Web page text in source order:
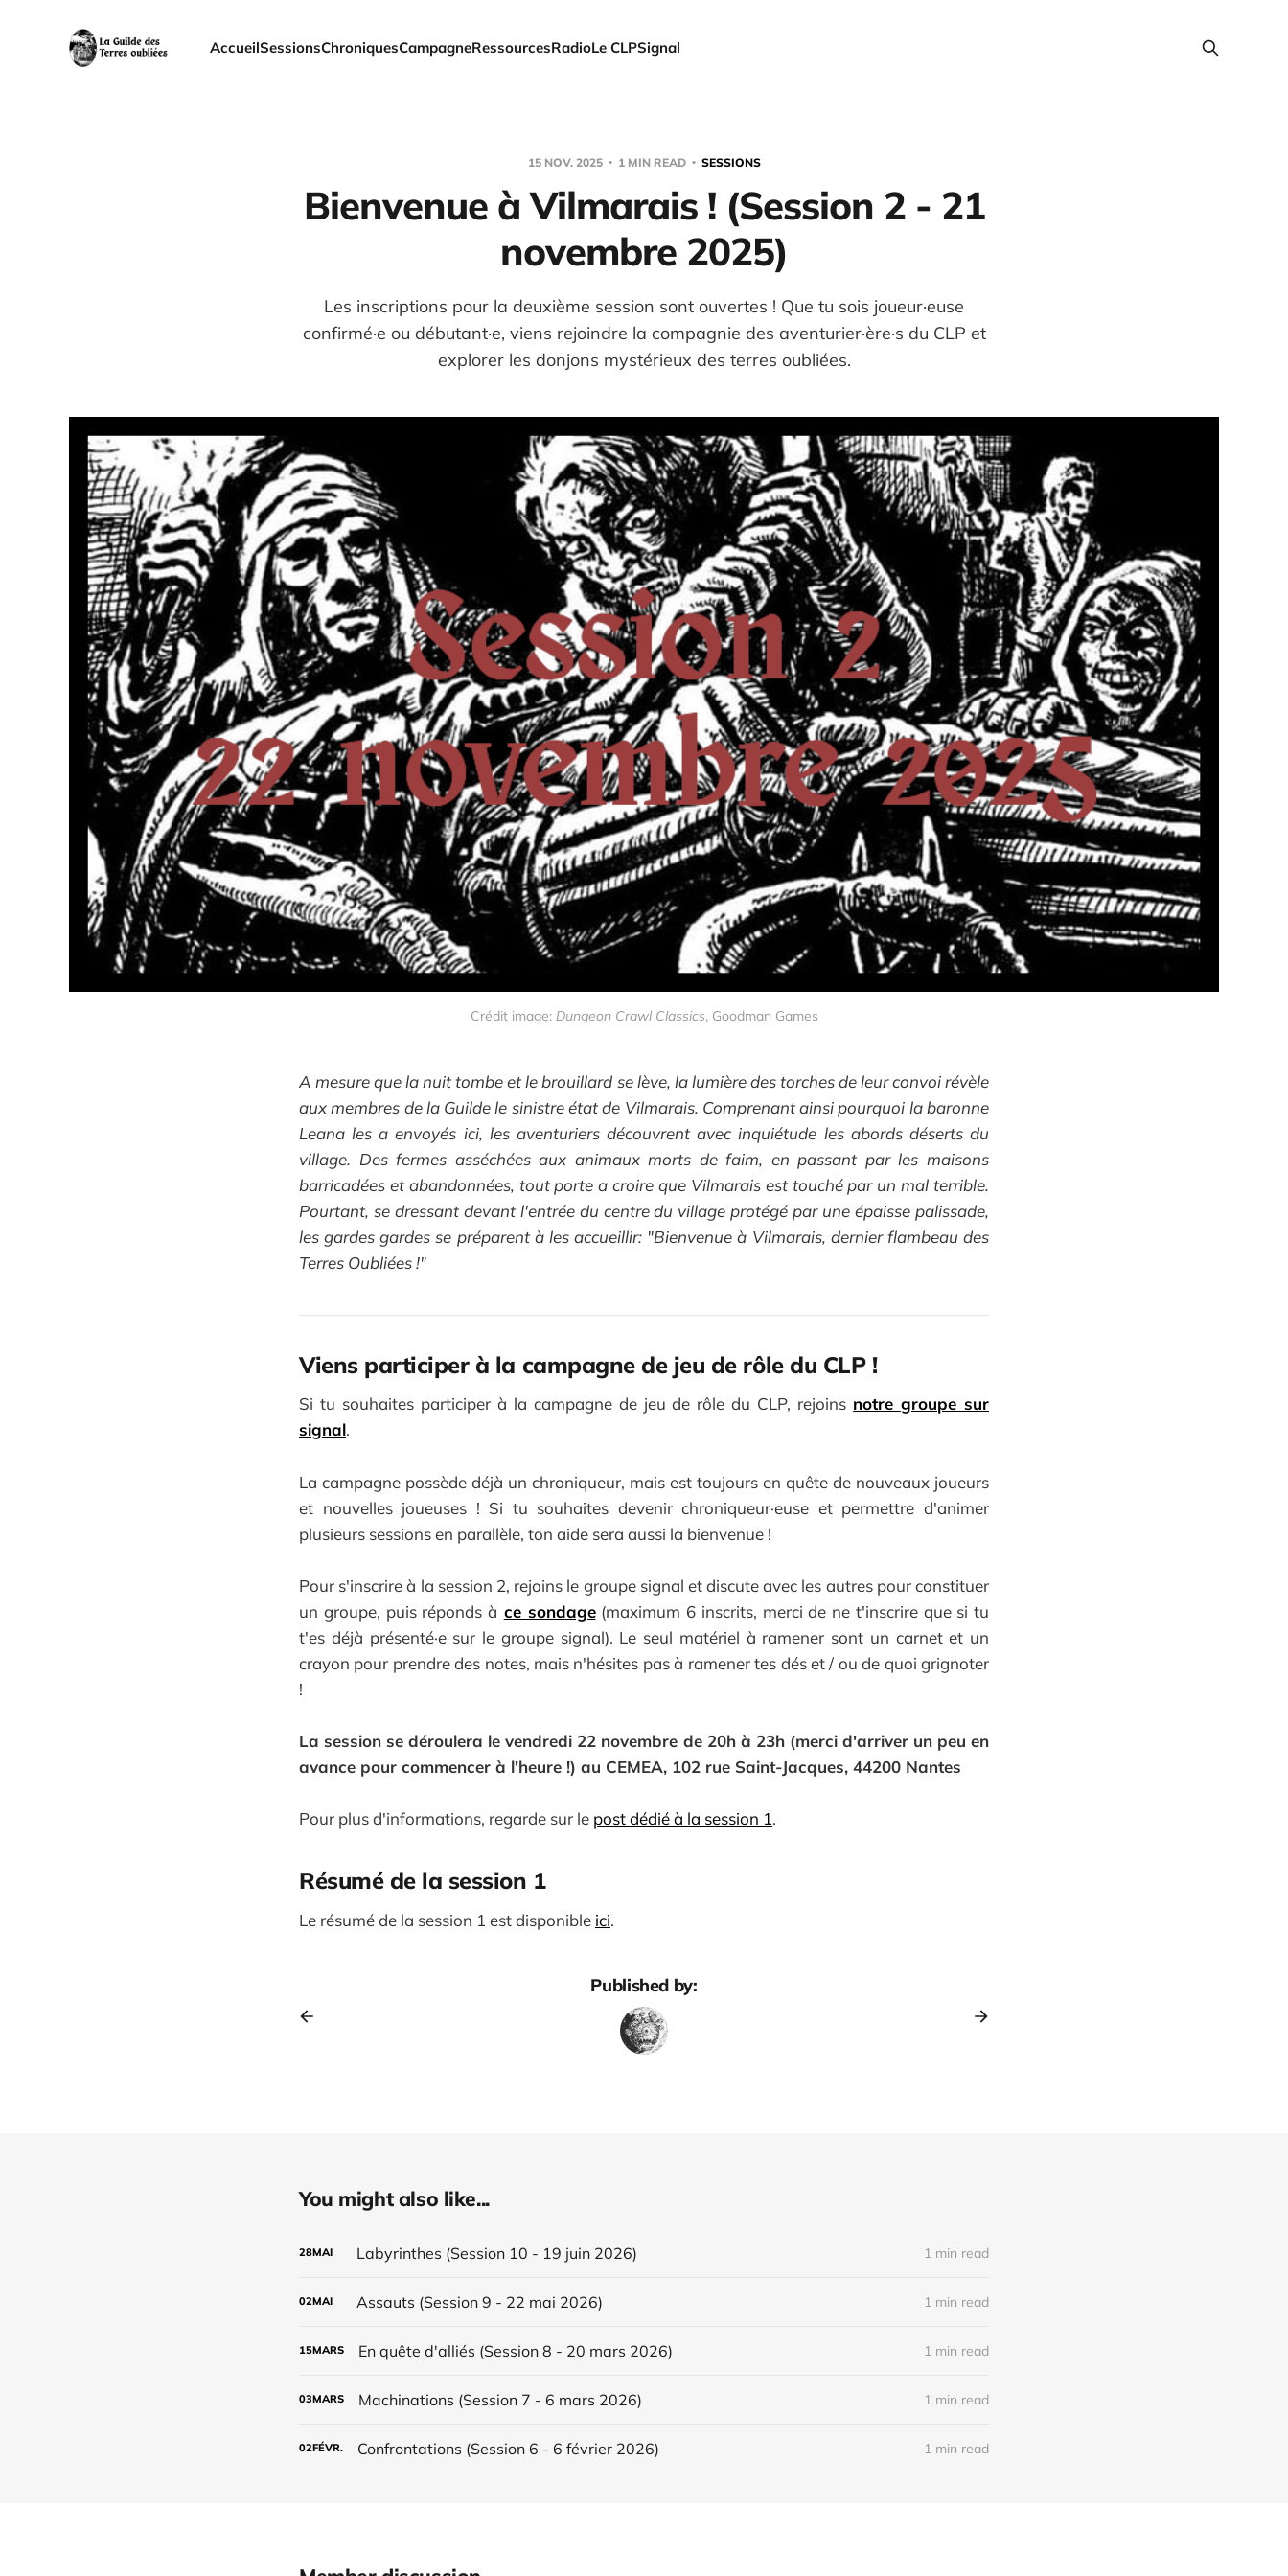
AccueilSessionsChroniquesCampagneRessourcesRadioLe CLPSignal
15 NOV. 2025 1 MIN READ SESSIONS
Bienvenue à Vilmarais ! (Session 2 - 21
novembre 2025)
Les inscriptions pour la deuxième session sont ouvertes ! Que tu sois joueur·euse
confirmé·e ou débutant·e, viens rejoindre la compagnie des aventurier·ère·s du CLP et
explorer les donjons mystérieux des terres oubliées.
Crédit image: Dungeon Crawl Classics, Goodman Games
A mesure que la nuit tombe et le brouillard se lève, la lumière des torches de leur convoi révèle
aux membres de la Guilde le sinistre état de Vilmarais. Comprenant ainsi pourquoi la baronne
Leana les a envoyés ici, les aventuriers découvrent avec inquiétude les abords déserts du
village. Des fermes asséchées aux animaux morts de faim, en passant par les maisons
barricadées et abandonnées, tout porte a croire que Vilmarais est touché par un mal terrible.
Pourtant, se dressant devant l'entrée du centre du village protégé par une épaisse palissade,
les gardes gardes se préparent à les accueillir: "Bienvenue à Vilmarais, dernier flambeau des
Terres Oubliées !"
Viens participer à la campagne de jeu de rôle du CLP !
Si tu souhaites participer à la campagne de jeu de rôle du CLP, rejoins notre groupe sur
signal.
La campagne possède déjà un chroniqueur, mais est toujours en quête de nouveaux joueurs
et nouvelles joueuses ! Si tu souhaites devenir chroniqueur·euse et permettre d'animer
plusieurs sessions en parallèle, ton aide sera aussi la bienvenue !
Pour s'inscrire à la session 2, rejoins le groupe signal et discute avec les autres pour constituer
un groupe, puis réponds à ce sondage(maximum 6 inscrits, merci de ne t'inscrire que si tu
t'es déjà présenté·e sur le groupe signal). Le seul matériel à ramener sont un carnet et un
crayon pour prendre des notes, mais n'hésites pas à ramener tes dés et / ou de quoi grignoter
!
La session se déroulera le vendredi 22 novembre de 20h à 23h (merci d'arriver un peu en
avance pour commencer à l'heure !) au CEMEA, 102 rue Saint-Jacques, 44200 Nantes
Pour plus d'informations, regarde sur le post dédié à la session 1.
Résumé de la session 1
Le résumé de la session 1 est disponible ici.
Published by:
You might also like...
28MAI Labyrinthes (Session 10 - 19 juin 2026) 1 min read
02MAI Assauts (Session 9 - 22 mai 2026) 1 min read
15MARS En quête d'alliés (Session 8 - 20 mars 2026) 1 min read
03MARS Machinations (Session 7 - 6 mars 2026) 1 min read
02FÉVR. Confrontations (Session 6 - 6 février 2026) 1 min read